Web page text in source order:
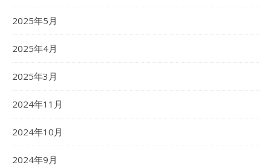
2025年5月
2025年4月
2025年3月
2024年11月
2024年10月
2024年9月